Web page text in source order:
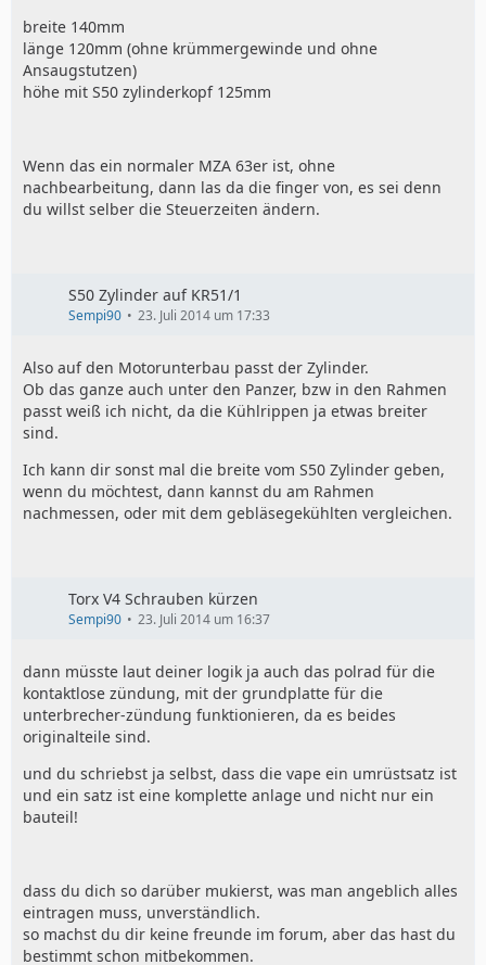
breite 140mm
länge 120mm (ohne krümmergewinde und ohne
Ansaugstutzen)
höhe mit S50 zylinderkopf 125mm
Wenn das ein normaler MZA 63er ist, ohne
nachbearbeitung, dann las da die finger von, es sei denn
du willst selber die Steuerzeiten ändern.
S50 Zylinder auf KR51/1
Sempi90 23. Juli 2014 um 17:33
Also auf den Motorunterbau passt der Zylinder.
Ob das ganze auch unter den Panzer, bzw in den Rahmen
passt weiß ich nicht, da die Kühlrippen ja etwas breiter
sind.
Ich kann dir sonst mal die breite vom S50 Zylinder geben,
wenn du möchtest, dann kannst du am Rahmen
nachmessen, oder mit dem gebläsegekühlten vergleichen.
Torx V4 Schrauben kürzen
Sempi90 23. Juli 2014 um 16:37
dann müsste laut deiner logik ja auch das polrad für die
kontaktlose zündung, mit der grundplatte für die
unterbrecher-zündung funktionieren, da es beides
originalteile sind.
und du schriebst ja selbst, dass die vape ein umrüstsatz ist
und ein satz ist eine komplette anlage und nicht nur ein
bauteil!
dass du dich so darüber mukierst, was man angeblich alles
eintragen muss, unverständlich.
so machst du dir keine freunde im forum, aber das hast du
bestimmt schon mitbekommen.